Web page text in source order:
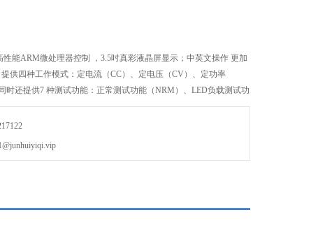
性能ARM微处理器控制 ，3.5吋真彩液晶屏显示；中英文操作 更加
供四种工作模式：定电流（CC）、定电压（CV）、定功率
时还提供7 种测试功能：正常测试功能（NRM）、LED负载测试功
顺序列表测试（SEQ）、自动列表测试（ATF）、电池测试功能